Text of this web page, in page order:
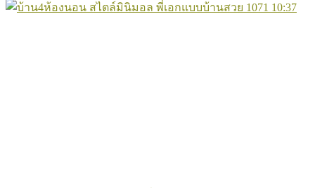
1071 10:37